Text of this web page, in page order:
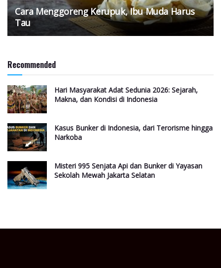
Cara Menggoreng Kerupuk, Ibu Muda Harus
Tau
Recommended
Hari Masyarakat Adat Sedunia 2026: Sejarah,
Makna, dan Kondisi di Indonesia
Kasus Bunker di Indonesia, dari Terorisme hingga
Narkoba
Misteri 995 Senjata Api dan Bunker di Yayasan
Sekolah Mewah Jakarta Selatan